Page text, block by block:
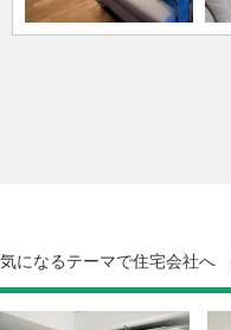
気になるテーマで住宅会社へ